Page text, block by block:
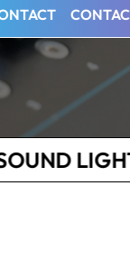
CONTACT
PLUS